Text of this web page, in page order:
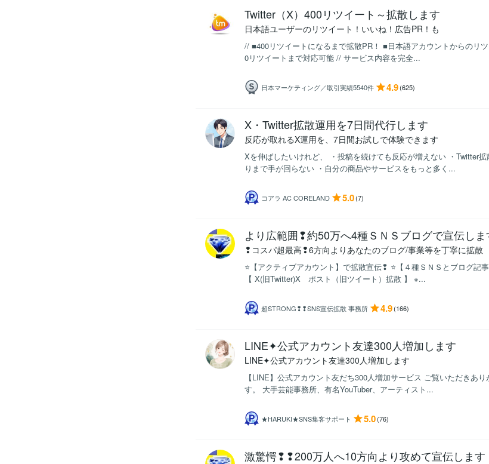
Twitter（X）400リツイート～拡散します
日本語ユーザーのリツイート！いいね！広告PR！も
// ■400リツイートになるまで拡散PR！ ■日本語アカウントからのリ
0リツイートまで対応可能 // サービス内容を完全...
日本マーケティング／取引実績5540件 4.9(625)
X・Twitter拡散運用を7日間代行します
反応が取れるX運用を、7日間お試しで体験できます
Xを伸ばしたいけれど、 ・投稿を続けても反応が増えない ・Twitter
りまで手が回らない ・自分の商品やサービスをもっと多く...
コアラ AC CORELAND 5.0(7)
より広範囲❢約50万へ4種ＳＮＳブログで宣伝しま
❢コスパ超最高❢6方向よりあなたのブログ/事業等を丁寧に拡散
⭐【アクティブアカウント】で拡散宣伝❢ ⭐【４種ＳＮＳとブログ
【 X(旧Twitter)X ポスト（旧ツイート）拡散 】 ※...
超STRONG❢❢SNS宣伝拡散 事務所 4.9(166)
LINE✦公式アカウント友達300人増加します
LINE✦公式アカウント友達300人増加します
【LINE】公式アカウント友だち300人増加サービス ご覧いただきあ
す。 大手芸能事務所、有名YouTuber、アーティスト...
★HARUKI★SNS集客サポート 5.0(76)
激驚愕❢❢200万人へ10方向より攻めて宣伝します